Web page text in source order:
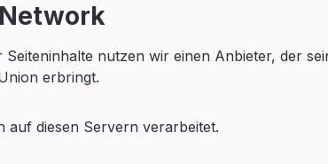
nutzen wir einen Anbieter, der
erbringt.
auf diesen Servern verarbeitet.